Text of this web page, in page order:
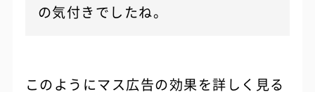
の気付きでしたね。
このようにマス広告の効果を詳しく見る